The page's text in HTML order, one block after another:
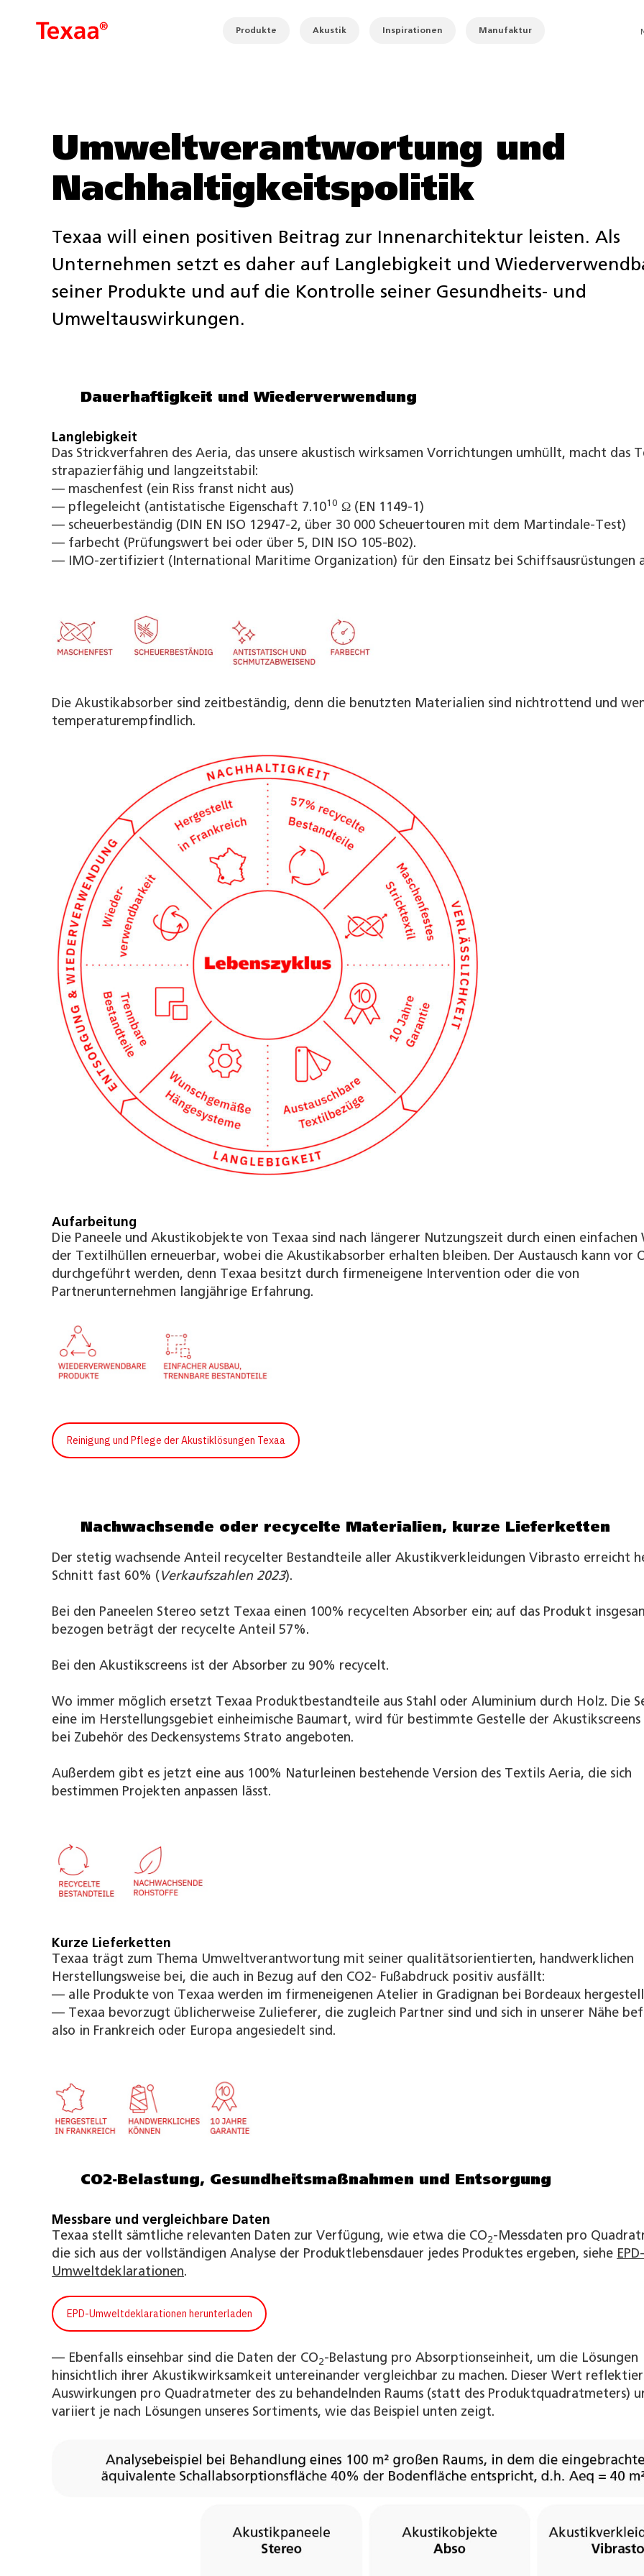
Produkte Akustik Inspirationen Manufaktur
Umweltverantwortung und
Nachhaltigkeitspolitik
Texaa will einen positiven Beitrag zur Innenarchitektur leisten. Als
Unternehmen setzt es daher auf Langlebigkeit und
seiner Produkte und auf die Kontrolle seiner Gesundheits- und
Umweltauswirkungen.
Dauerhaftigkeit und Wiederverwendung
Langlebigkeit
Das Strickverfahren des Aeria, das unsere akustisch wirksamen Vorrichtungen umhüllt, macht das
strapazierfähig und langzeitstabil:
— maschenfest (ein Riss franst nicht aus)
— pflegeleicht (antistatische Eigenschaft 7.1010 Ω (EN 1149-1)
— scheuerbeständig (DIN EN ISO 12947-2, über 30 000 Scheuertouren mit dem Martindale-Test)
— farbecht (Prüfungswert bei oder über 5, DIN ISO 105-B02).
— IMO-zertifiziert (International Maritime Organization) für den Einsatz bei Schiffsausrüstungen
Die Akustikabsorber sind zeitbeständig, denn die benutzten Materialien sind nichtrottend und
temperaturempfindlich.
Aufarbeitung
Die Paneele und Akustikobjekte von Texaa sind nach längerer Nutzungszeit durch einen einfachen
der Textilhüllen erneuerbar, wobei die Akustikabsorber erhalten bleiben. Der Austausch kann vor
durchgeführt werden, denn Texaa besitzt durch firmeneigene Intervention oder die von
Partnerunternehmen langjährige Erfahrung.
Reinigung und Pflege der Akustiklösungen Texaa
Nachwachsende oder recycelte Materialien, kurze Lieferketten
Der stetig wachsende Anteil recycelter Bestandteile aller Akustikverkleidungen Vibrasto erreicht
Schnitt fast 60% ( Verkaufszahlen 2023).
Bei den Paneelen Stereo setzt Texaa einen 100% recycelten Absorber ein; auf das Produkt
bezogen beträgt der recycelte Anteil 57%.
Bei den Akustikscreens ist der Absorber zu 90% recycelt.
Wo immer möglich ersetzt Texaa Produktbestandteile aus Stahl oder Aluminium durch Holz. Die
eine im Herstellungsgebiet einheimische Baumart, wird für bestimmte Gestelle der Akustikscreens
bei Zubehör des Deckensystems Strato angeboten.
Außerdem gibt es jetzt eine aus 100% Naturleinen bestehende Version des Textils Aeria, die sich
bestimmen Projekten anpassen lässt.
Kurze Lieferketten
Texaa trägt zum Thema Umweltverantwortung mit seiner qualitätsorientierten, handwerklichen
Herstellungsweise bei, die auch in Bezug auf den CO2- Fußabdruck positiv ausfällt:
— alle Produkte von Texaa werden im firmeneigenen Atelier in Gradignan bei Bordeaux
— Texaa bevorzugt üblicherweise Zulieferer, die zugleich Partner sind und sich in unserer Nähe
also in Frankreich oder Europa angesiedelt sind.
CO2-Belastung, Gesundheitsmaßnahmen und Entsorgung
Messbare und vergleichbare Daten
Texaa stellt sämtliche relevanten Daten zur Verfügung, wie etwa die CO2-Messdaten pro
die sich aus der vollständigen Analyse der Produktlebensdauer jedes Produktes ergeben, siehe EPD-
Umweltdeklarationen.
EPD-Umweltdeklarationen herunterladen
— Ebenfalls einsehbar sind die Daten der CO2-Belastung pro Absorptionseinheit, um die Lösungen
hinsichtlich ihrer Akustikwirksamkeit untereinander vergleichbar zu machen. Dieser Wert
Auswirkungen pro Quadratmeter des zu behandelnden Raums (statt des Produktquadratmeters)
variiert je nach Lösungen unseres Sortiments, wie das Beispiel unten zeigt.